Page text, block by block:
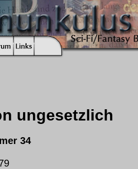
ungesetzlich
34